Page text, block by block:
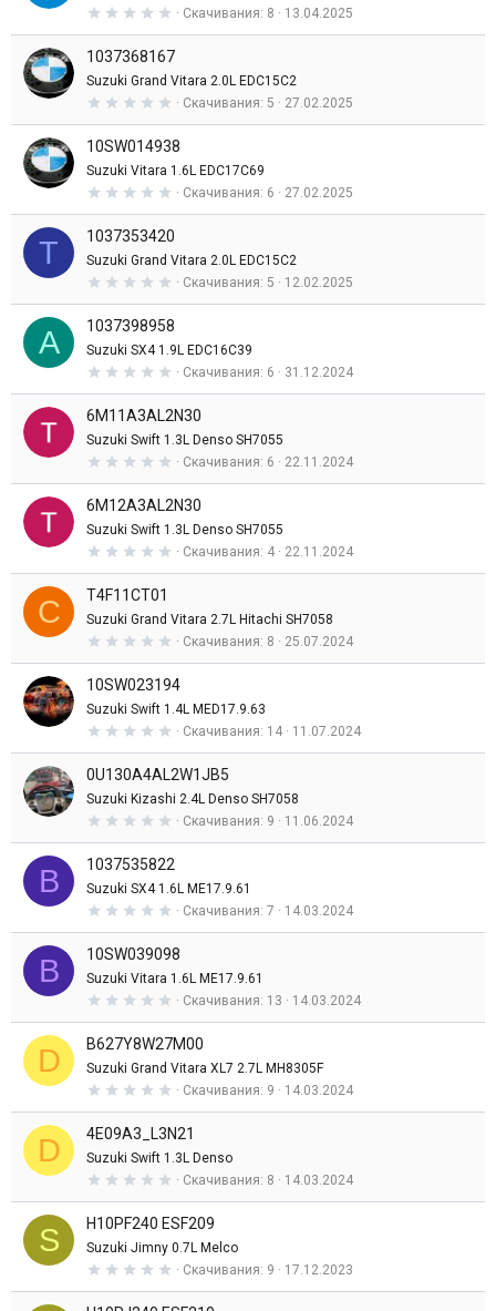
е
з
д
0
0
з
в
е
з
д
Скачивания 8 13.04.2025
1037368167
Suzuki Grand Vitara 2.0L EDC15C2
0
0
з
в
е
з
д
Скачивания 5 27.02.2025
10SW014938
Suzuki Vitara 1.6L EDC17C69
0
0
з
в
е
з
д
Скачивания 6 27.02.2025
T 1037353420
Suzuki Grand Vitara 2.0L EDC15C2
0
0
з
в
е
з
д
Скачивания 5 12.02.2025
A 1037398958
Suzuki SX4 1.9L EDC16C39
0
0
з
в
е
з
д
Скачивания 6 31.12.2024
6M11A3AL2N30
Suzuki Swift 1.3L Denso SH7055
0
0
з
в
е
з
Скачивания 6 22.11.2024
6M12A3AL2N30
Suzuki Swift 1.3L Denso SH7055
0
з
в
е
з
д
Скачивания 4 22.11.2024
С T4F11CT01
Suzuki Grand Vitara 2.7L Hitachi SH7058
0
0
з
в
е
з
д
Скачивания 8 25.07.2024
10SW023194
Suzuki Swift 1.4L MED17.9.63
0
0
з
в
е
з
д
Скачивания 14 11.07.2024
0U130A4AL2W1JB5
Suzuki Kizashi 2.4L Denso SH7058
0
0
з
в
е
з
д
Скачивания 9 11.06.2024
B 1037535822
Suzuki SX4 1.6L ME17.9.61
0
0
з
в
е
з
д
Скачивания 7 14.03.2024
B 10SW039098
Suzuki Vitara 1.6L ME17.9.61
0
0
з
в
е
з
д
Скачивания 13 14.03.2024
D B627Y8W27M00
Suzuki Grand Vitara XL7 2.7L MH8305F
0
0
з
в
е
з
д
Скачивания 9 14.03.2024
D 4E09A3_L3N21
Suzuki Swift 1.3L Denso
0
0
з
в
е
з
д
Скачивания 8 14.03.2024
S H10PF240 ESF209
Suzuki Jimny 0.7L Melco
0 Скачивания 9 17.12.2023